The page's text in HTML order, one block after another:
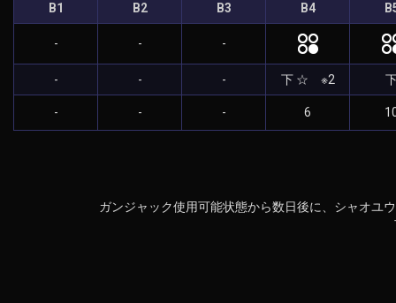
B1 B2 B3 B4
- - -
- - - 下 ☆ ※2
- - - 6
ガンジャック使用可能状態から数日後に、シャオユ